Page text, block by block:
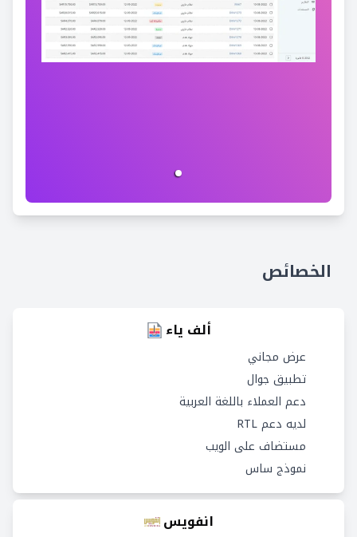
الخصائص
ألف ياء
عرض مجاني
تطبيق جوال
دعم العملاء باللغة العربية
لديه دعم RTL
مستضاف على الويب
نموذج ساس
انفويس